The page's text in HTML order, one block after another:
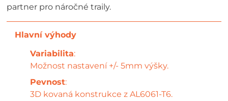
partner pro náročné traily.
Variabilita:
Možnost nastavení +/- 5mm výšky.
Pevnost:
3D kovaná konstrukce z AL6061-T6.